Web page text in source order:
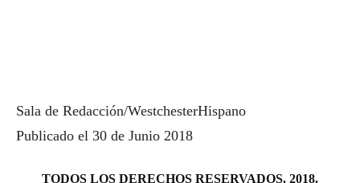
Sala de Redacción/WestchesterHispano
Publicado el 30 de Junio 2018
TODOS LOS DERECHOS RESERVADOS. 2018.